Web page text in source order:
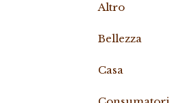
Altro
Bellezza
Casa